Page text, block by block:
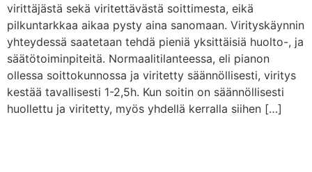
virittäjästä sekä viritettävästä soittimesta, eikä
pilkuntarkkaa aikaa pysty aina sanomaan. Virityskäynnin
yhteydessä saatetaan tehdä pieniä yksittäisiä huolto-, ja
säätötoiminpiteitä. Normaalitilanteessa, eli pianon
ollessa soittokunnossa ja viritetty säännöllisesti, viritys
kestää tavallisesti 1-2,5h. Kun soitin on säännöllisesti
huollettu ja viritetty, myös yhdellä kerralla siihen […]